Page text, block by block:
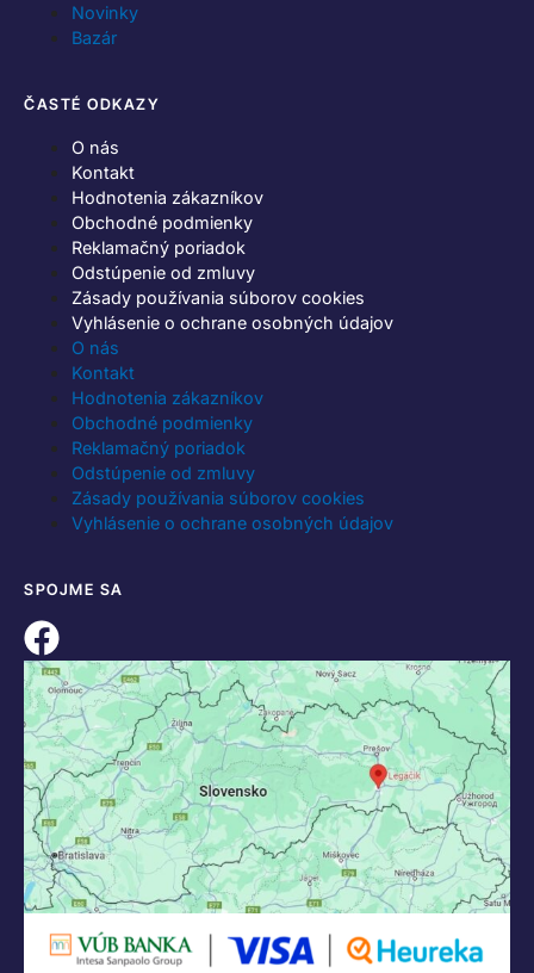
Novinky
Bazár
ČASTÉ ODKAZY
O nás
Kontakt
Hodnotenia zákazníkov
Obchodné podmienky
Reklamačný poriadok
Odstúpenie od zmluvy
Zásady používania súborov cookies
Vyhlásenie o ochrane osobných údajov
O nás
Kontakt
Hodnotenia zákazníkov
Obchodné podmienky
Reklamačný poriadok
Odstúpenie od zmluvy
Zásady používania súborov cookies
Vyhlásenie o ochrane osobných údajov
SPOJME SA